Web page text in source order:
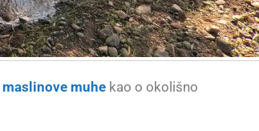
maslinove muhe kao o okolišno